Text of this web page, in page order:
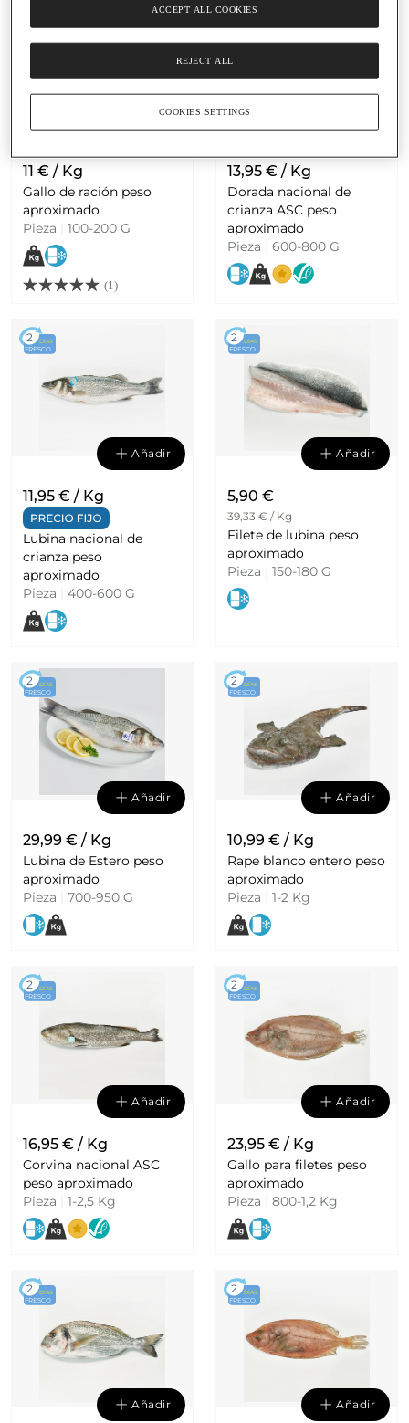
Añadir
11 € / Kg
Gallo de ración peso
aproximado
Pieza
100-200 G
(1)
2
Añadir
13,95 € / Kg
Dorada nacional de
crianza ASC peso
aproximado
Pieza
600-800 G
2 DÍAS
FRESCO
Añadir
11,95 € / Kg
Lubina nacional de
crianza peso
aproximado
Pieza
400-600 G
2 DÍAS
FRESCO
Añadir
5,90 €
39,33 € / Kg
Filete de lubina peso
aproximado
Pieza
150-180 G
2 DÍAS
FRESCO
Añadir
29,99 € / Kg
Lubina de Estero peso
aproximado
Pieza
700-950 G
2 DÍAS
FRESCO
Añadir
10,99 € / Kg
Rape blanco entero peso
aproximado
Pieza
1-2 Kg
2 DÍAS
FRESCO
Añadir
16,95 € / Kg
Corvina nacional ASC
peso aproximado
Pieza
1-2,5 Kg
2 DÍAS
FRESCO
Añadir
23,95 € / Kg
Gallo para filetes peso
aproximado
Pieza
800-1,2 Kg
2 DÍAS
FRESCO
Añadir
2 DÍAS
FRESCO
Añadir
REJECT ALL
ACCEPT ALL COOKIES
COOKIES SETTINGS